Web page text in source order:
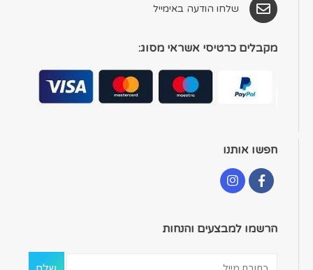
שלחו הודעה באימייל
מקבלים כרטיסי אשראי מסוג:
חפשו אותנו
הרשמו למבצעים והנחות